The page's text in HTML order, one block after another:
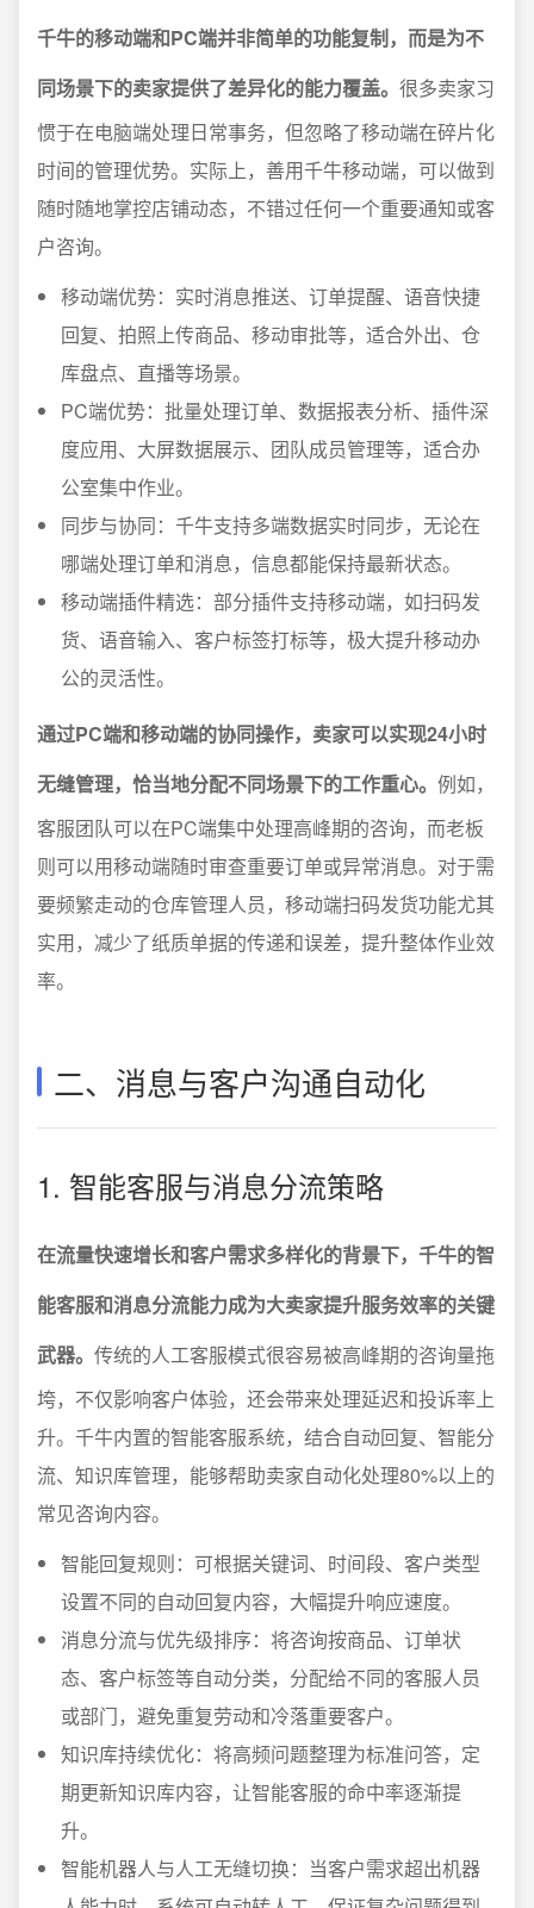
千牛的移动端和PC端并非简单的功能复制，而是为不
同场景下的卖家提供了差异化的能力覆盖。 很多卖家习
惯于在电脑端处理日常事务，但忽略了移动端在碎片化
时间的管理优势。实际上，善用千牛移动端，可以做到
随时随地掌控店铺动态，不错过任何一个重要通知或客
户咨询。
移动端优势：实时消息推送、订单提醒、语音快捷
回复、拍照上传商品、移动审批等，适合外出、仓
库盘点、直播等场景。
PC端优势：批量处理订单、数据报表分析、插件深
度应用、大屏数据展示、团队成员管理等，适合办
公室集中作业。
同步与协同：千牛支持多端数据实时同步，无论在
哪端处理订单和消息，信息都能保持最新状态。
移动端插件精选：部分插件支持移动端，如扫码发
货、语音输入、客户标签打标等，极大提升移动办
公的灵活性。
通过PC端和移动端的协同操作，卖家可以实现24小时
无缝管理，恰当地分配不同场景下的工作重心。 例如，
客服团队可以在PC端集中处理高峰期的咨询，而老板
则可以用移动端随时审查重要订单或异常消息。对于需
要频繁走动的仓库管理人员，移动端扫码发货功能尤其
实用，减少了纸质单据的传递和误差，提升整体作业效
率。
二、消息与客户沟通自动化
1. 智能客服与消息分流策略
在流量快速增长和客户需求多样化的背景下，千牛的智
能客服和消息分流能力成为大卖家提升服务效率的关键
武器。 传统的人工客服模式很容易被高峰期的咨询量拖
垮，不仅影响客户体验，还会带来处理延迟和投诉率上
升。千牛内置的智能客服系统，结合自动回复、智能分
流、知识库管理，能够帮助卖家自动化处理80%以上的
常见咨询内容。
智能回复规则：可根据关键词、时间段、客户类型
设置不同的自动回复内容，大幅提升响应速度。
消息分流与优先级排序：将咨询按商品、订单状
态、客户标签等自动分类，分配给不同的客服人员
或部门，避免重复劳动和冷落重要客户。
知识库持续优化：将高频问题整理为标准问答，定
期更新知识库内容，让智能客服的命中率逐渐提
升。
智能机器人与人工无缝切换：当客户需求超出机器